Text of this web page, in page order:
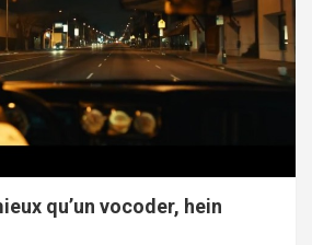
qu’un vocoder, hein